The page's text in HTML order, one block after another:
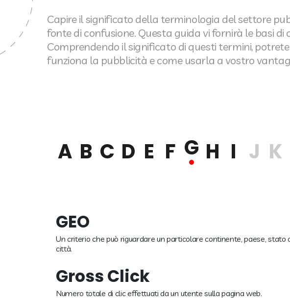
Capire il significato della terminologia del settore
fonte di confusione. Questa guida vi fornirà le basi di
Comprendendo il significato di questi termini,
funziona la pubblicità e come usarla a vostro
A B C D E F G H I J K
GEO
Un criterio che può riguardare un particolare continente, paese, stato
città.
Gross Click
Numero totale di clic effettuati da un utente sulla pagina web.